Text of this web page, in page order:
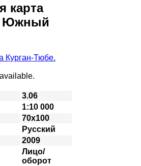
карта
Южный
3.06
1:10 000
70х100
Русский
2009
Лицо/
оборот